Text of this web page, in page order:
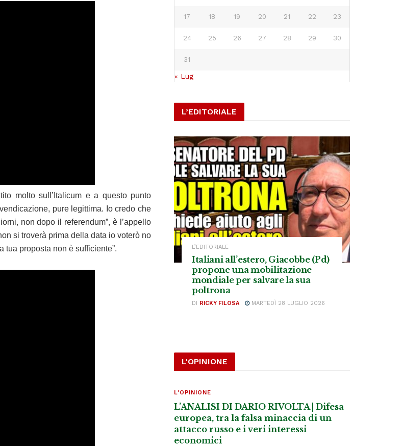
molto sull’Italicum e a questo punto
pure legittima. Io credo che
non dopo il referendum”, è l’appello
si troverà prima della data io voterò no
tua proposta non è sufficiente”.
17 18 19 20 21 22 23
24 25 26 27 28 29 30
31
« Lug
L’EDITORIALE
L’EDITORIALE
Italiani all’estero, Giacobbe (Pd)
propone una mobilitazione
mondiale per salvare la sua
poltrona
DI RICKY FILOSA MARTEDÌ 28 LUGLIO 2026
L'OPINIONE
L'OPINIONE
L’ANALISI DI DARIO RIVOLTA | Difesa
europea, tra la falsa minaccia di un
attacco russo e i veri interessi
economici